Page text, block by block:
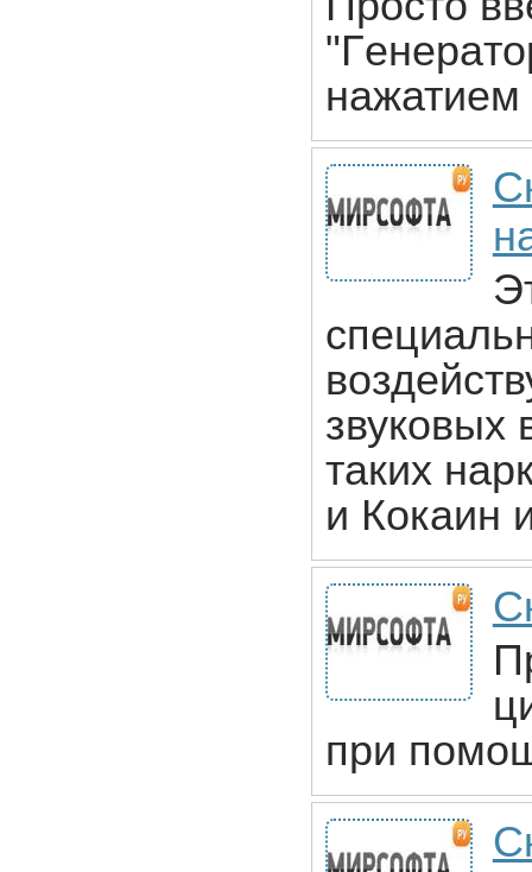
нажатием
звуковых
таких
и Кокаин
при